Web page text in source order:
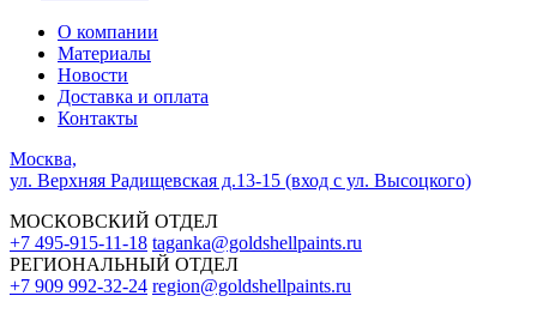
О компании
Материалы
Новости
Доставка и оплата
Контакты
Москва,
ул. Верхняя Радищевская д.13-15 (вход с ул. Высоцкого)
МОСКОВСКИЙ ОТДЕЛ
+7 495-915-11-18 taganka@goldshellpaints.ru
РЕГИОНАЛЬНЫЙ ОТДЕЛ
+7 909 992-32-24‬ region@goldshellpaints.ru